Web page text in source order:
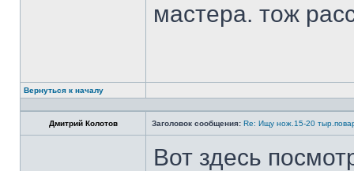
мастера. тож
Вернуться к началу
Дмитрий Колотов Заголовок сообщения: Re: Ищу нож.15-20
Вот здесь